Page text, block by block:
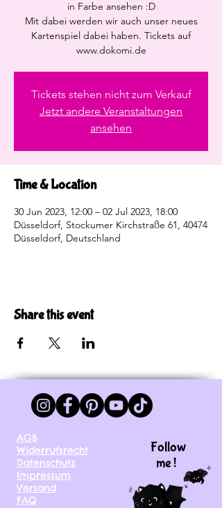
in Farbe ansehen :D
Mit dabei werden wir auch unser neues
Kartenspiel dabei haben. Tickets auf
www.dokomi.de
Tickets stehen nicht zum Verkauf
Jetzt andere Veranstaltungen
ansehen
Time & Location
30 Jun 2023, 12:00 – 02 Jul 2023, 18:00
Düsseldorf, Stockumer Kirchstraße 61, 40474
Düsseldorf, Deutschland
Share this event
AGB
Widerrufsrecht
Datenschutz
Impressum
Versand
FAQ
Follow
me !